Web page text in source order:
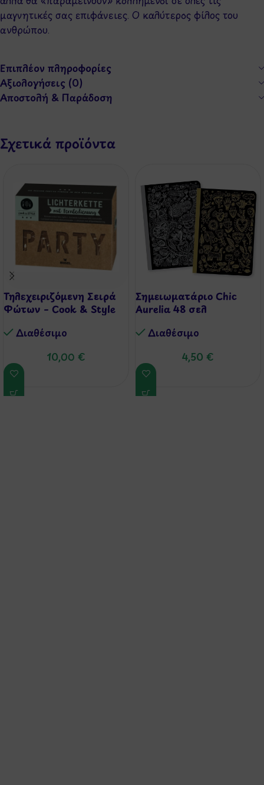
μαγνητικές σας επιφάνειες. Ο καλύτερος φίλος του
ανθρώπου.
Επιπλέον πληροφορίες
Αξιολογήσεις (0)
Αποστολή & Παράδοση
Σχετικά προϊόντα
Τηλεχειριζόμενη Σειρά
Φώτων – Cook & Style
Διαθέσιμo
10,00 €
Σημειωματάριο Chic
Aurelia 48 σελ
Διαθέσιμo
4,50 €